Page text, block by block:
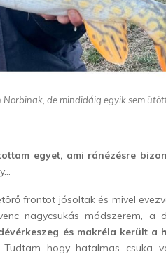
de mindidáig egyik sem
egyet, ami ránézésre
frontot jósoltak és mivel
nagycsukás módszerem, a
és makréla került a
hogy hatalmas csuka